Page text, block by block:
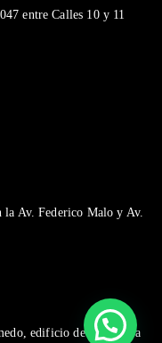
entre Calles 10 y 11
la Av. Federico Malo y Av.
edificio de la Cámara